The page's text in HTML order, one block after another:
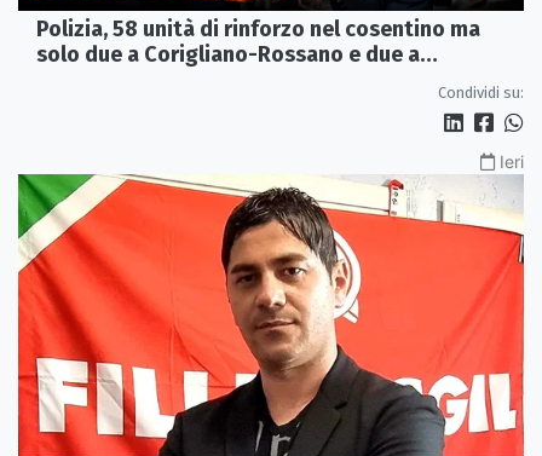
Polizia, 58 unità di rinforzo nel cosentino ma
solo due a Corigliano-Rossano e due a
Condividi su:
Ieri